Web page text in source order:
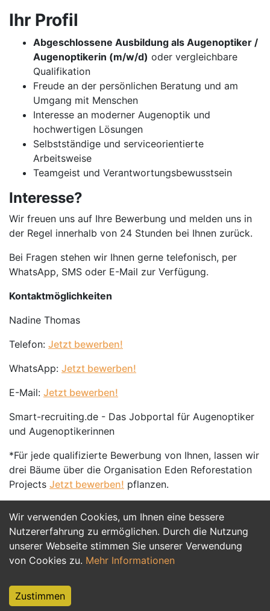
Wir verwenden Cookies, um Ihnen eine bessere
Nutzererfahrung zu ermöglichen. Durch die Nutzung
unserer Webseite stimmen Sie unserer Verwendung
von Cookies zu. Mehr Informationen
Zustimmen
Ihr Profil
Abgeschlossene Ausbildung als Augenoptiker /
Augenoptikerin (m/w/d) oder vergleichbare
Qualifikation
Freude an der persönlichen Beratung und am
Umgang mit Menschen
Interesse an moderner Augenoptik und
hochwertigen Lösungen
Selbstständige und serviceorientierte
Arbeitsweise
Teamgeist und Verantwortungsbewusstsein
Interesse?
Wir freuen uns auf Ihre Bewerbung und melden uns in
der Regel innerhalb von 24 Stunden bei Ihnen zurück.
Bei Fragen stehen wir Ihnen gerne telefonisch, per
WhatsApp, SMS oder E-Mail zur Verfügung.
Kontaktmöglichkeiten
Nadine Thomas
Telefon: Jetzt bewerben!
WhatsApp: Jetzt bewerben!
E-Mail: Jetzt bewerben!
Smart-recruiting.de - Das Jobportal für Augenoptiker
und Augenoptikerinnen
*Für jede qualifizierte Bewerbung von Ihnen, lassen wir
drei Bäume über die Organisation Eden Reforestation
Projects Jetzt bewerben! pflanzen.
Jetzt Bewerben